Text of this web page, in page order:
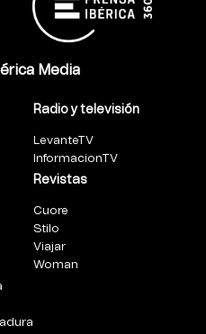
Media
Radio y televisión
LevanteTV
InformacionTV
Revistas
Cuore
Stilo
Viajar
Woman